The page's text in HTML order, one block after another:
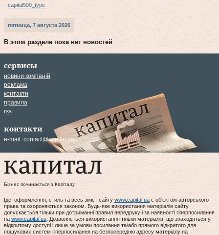
capital500_type
пятница, 7 августа 2026
В этом разделе пока нет новостей
сервисы
новини компаній
реклама
контакти
правила
rss
контакти
e-mail: contact@capital.ua
Бізнес починається з Капіталу
Ідеї оформлення, стиль та весь зміст сайту www.capital.ua є об'єктом авторського
права та охороняються законом. Будь-яке використання матеріалів сайту
допускається тільки при дотриманні правил передруку і за наявності гіперпосилання
на www.capital.ua . Дозволяється використання тільки матеріалів, що знаходяться у
відкритому доступі і лише за умови посилання та/або прямого відкритого для
пошукових систем гіперпосилання на безпосередню адресу матеріалу на